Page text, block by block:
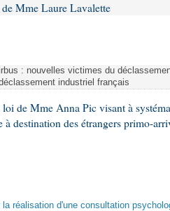
lois
des lois
Mme Laure Lavalette
: nouvelles victimes du
industriel français
de Mme Anna Pic visant à
destination des étrangers primo-
réalisation d'une consultation